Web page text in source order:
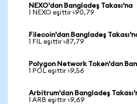
NEXO'dan Bangladeş Takası'na
1 NEXO eşittir ৳90,79
Filecoin'dan Bangladeş
1 FIL eşittir ৳87,79
Polygon Network Token'dan
1 POL eşittir ৳9,56
Arbitrum'dan Bangladeş
1 ARB eşittir ৳9,69